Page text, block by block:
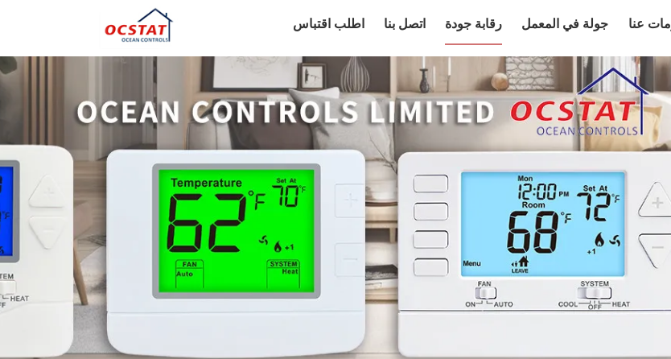
عنا جولة في المعمل رقابة جودة اتصل بنا اطلب اقتباس